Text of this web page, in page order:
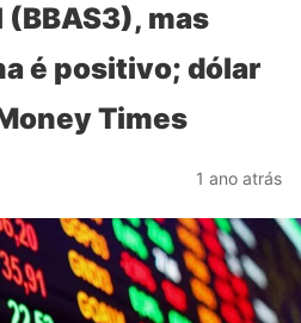
(BBAS3), mas
é positivo; dólar
Times
1 ano atrás